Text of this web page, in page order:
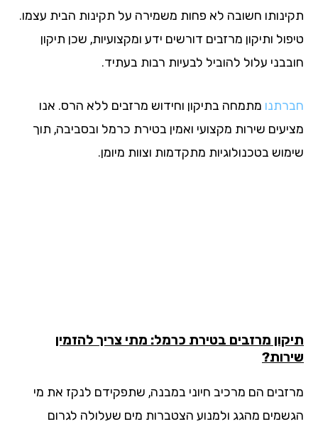
חשובה לא פחות משמירה על תקינות הבית עצמו.
ותיקון מרזבים דורשים ידע ומקצועיות, שכן תיקון
עלול להוביל לבעיות רבות בעתיד.
מתמחה בתיקון וחידוש מרזבים ללא הרס. אנו
שירות מקצועי ואמין בטירת כרמל ובסביבה, תוך
בטכנולוגיות מתקדמות וצוות מיומן.
מרזבים בטירת כרמל: מתי צריך להזמין
הם מרכיב חיוני במבנה, שתפקידם לנקז את מי
מהגג ולמנוע הצטברות מים שעלולה לגרום